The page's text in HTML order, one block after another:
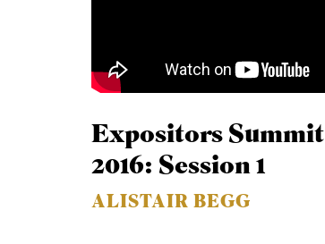
Expositors Summit
2016: Session 1
ALISTAIR BEGG